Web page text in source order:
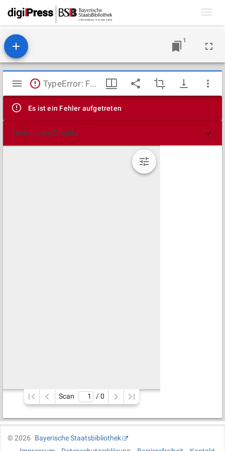
1
Mirador
Viewer
TypeError: Failed to fetch
Es ist ein Fehler aufgetreten
Technische Details
Scan / 0
©2026
Bayerische Staatsbibliothek